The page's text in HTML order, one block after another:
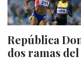
República
dos ramas